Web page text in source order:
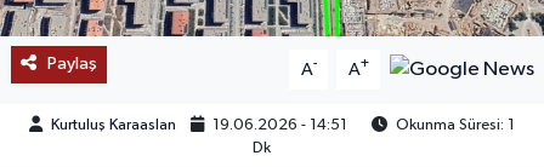
Paylaş A- A+
Kurtuluş Karaaslan 19.06.2026 - 14:51
Okunma Süresi: 1
Dk
POPÜLER
DÜNYA
TREND